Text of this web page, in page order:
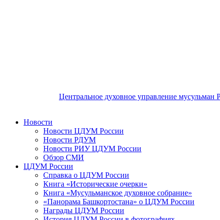
Центральное духовное управление мусульман
Новости
Новости ЦДУМ России
Новости РДУМ
Новости РИУ ЦДУМ России
Обзор СМИ
ЦДУМ России
Справка о ЦДУМ России
Книга «Исторические очерки»
Книга «Мусульманское духовное собрание»
«Панорама Башкортостана» о ЦДУМ России
Награды ЦДУМ России